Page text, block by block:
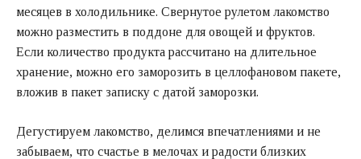
месяцев в холодильнике. Свернутое рулетом лакомство
можно разместить в поддоне для овощей и фруктов.
Если количество продукта рассчитано на длительное
хранение, можно его заморозить в целлофановом пакете,
вложив в пакет записку с датой заморозки.
Дегустируем лакомство, делимся впечатлениями и не
забываем, что счастье в мелочах и радости близких